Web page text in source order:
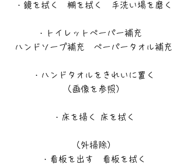
・鏡を拭く 棚を拭く 手洗い場を磨く
・トイレットペーパー補充
ハンドソープ補充 ペーパータオル補充
・ハンドタオルをきれいに置く
（画像を参照）
・床を掃く 床を拭く
（外掃除）
・看板を出す 看板を拭く